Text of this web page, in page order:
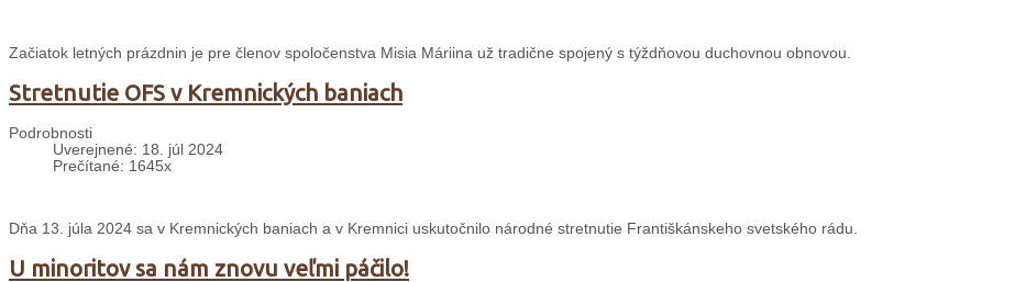
Začiatok letných prázdnin je pre členov spoločenstva Misia Máriina už tradične spojený s týždňovou duchovnou obnovou.
Stretnutie OFS v Kremnických baniach
Podrobnosti
Uverejnené: 18. júl 2024
Prečítané: 1645x
Dňa 13. júla 2024 sa v Kremnických baniach a v Kremnici uskutočnilo národné stretnutie Františkánskeho svetského rádu.
U minoritov sa nám znovu veľmi páčilo!